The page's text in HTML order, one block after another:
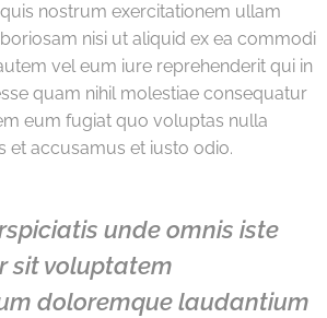
nostrum exercitationem ullam
nisi ut aliquid ex ea commodi
vel eum iure reprehenderit qui in
quam nihil molestiae consequatur
eum fugiat quo voluptas nulla
et accusamus et iusto odio.
unde omnis iste
sit voluptatem
doloremque laudantium